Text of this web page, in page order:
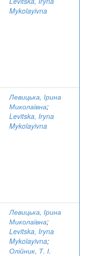
Mykolayivna
Левицька, Ірина
Миколаївна;
Levitska, Iryna
Mykolayivna
Левицька, Ірина
Миколаївна;
Levitska, Iryna
Mykolayivna;
Олійник, Т. І.